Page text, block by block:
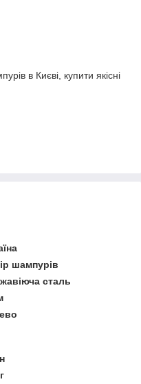
в Києві, купити якісні
шампурів
сталь